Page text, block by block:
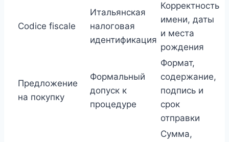
Codice fiscale
Итальянская
налоговая
идентификация
Корректность
имени, даты
и места
рождения
Предложение
на покупку
Формальный
допуск к
процедуре
Формат,
содержание,
подпись и
срок
отправки
Сумма,